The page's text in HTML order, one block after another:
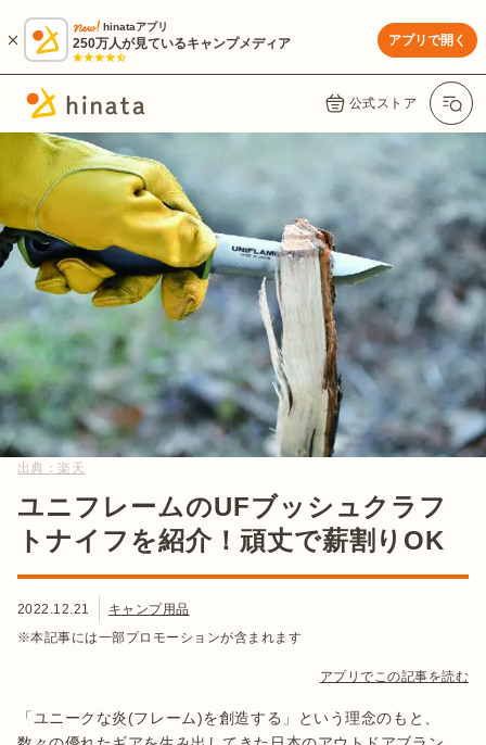
hinataアプリ
250万人が見ているキャンプメディア アプリで開く
公式ストア
出典： 楽天
ユニフレームのUFブッシュクラフ
トナイフを紹介！頑丈で薪割りOK
2022.12.21
キャンプ用品
※本記事には一部プロモーションが含まれます
アプリでこの記事を読む
「ユニークな炎(フレーム)を創造する」という理念のもと、